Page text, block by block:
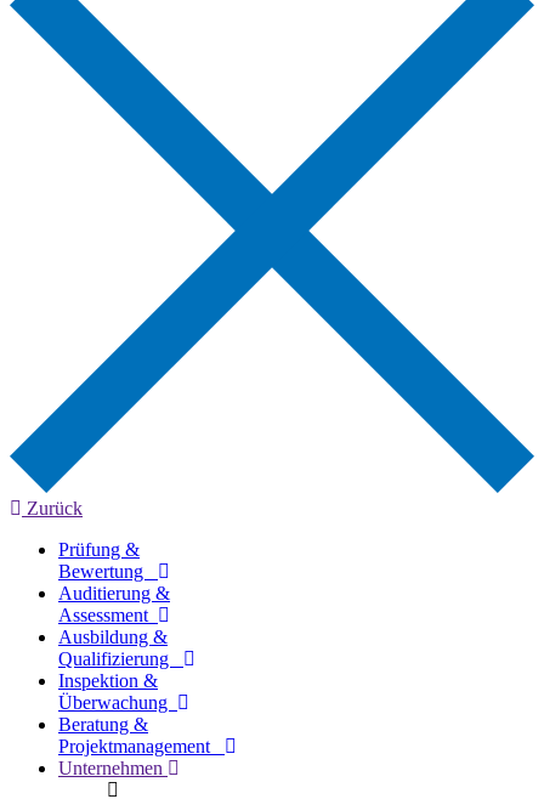
Zurück
Prüfung &
Bewertung
Auditierung &
Assessment
Ausbildung &
Qualifizierung
Inspektion &
Überwachung
Beratung &
Projektmanagement
Unternehmen